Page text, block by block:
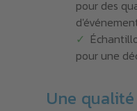
pour des
pour une
Une